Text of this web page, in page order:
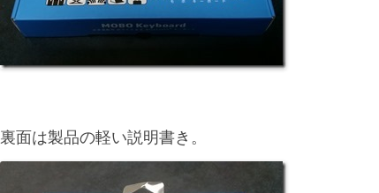
裏面は製品の軽い説明書き。